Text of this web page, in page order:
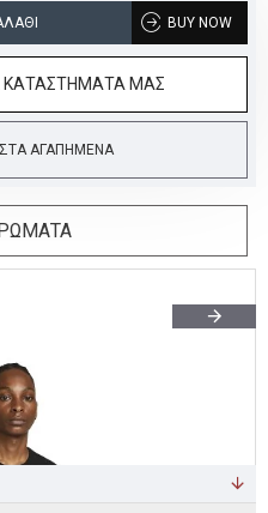
BUY NOW
ΚΑΤΑΣΤΗΜΑΤΑ ΜΑΣ
ΑΓΑΠΗΜΈΝΑ